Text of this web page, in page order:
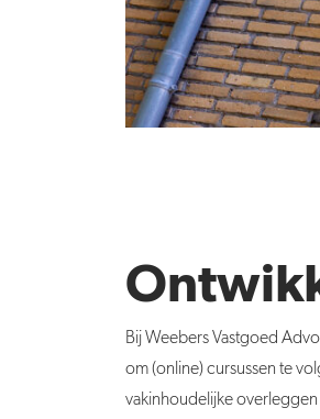
Bij Weebers Vastgoed
om (online) cursussen te
vakinhoudelijke